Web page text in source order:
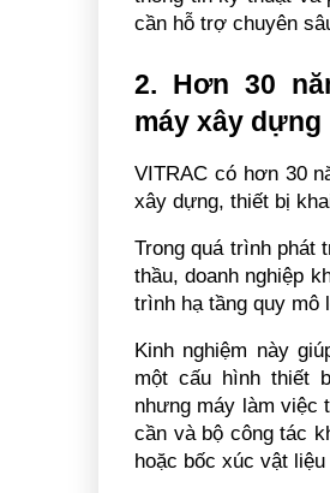
cần hỗ trợ chuyên
2. Hơn 30
máy xây dựng
VITRAC có hơn 30
xây dựng, thiết bị
Trong quá trình phát
thầu, doanh nghiệp
trình hạ tầng quy mô
Kinh nghiệm này
một cấu hình thiết
nhưng máy làm việc
cần và bộ công tác
hoặc bốc xúc vật